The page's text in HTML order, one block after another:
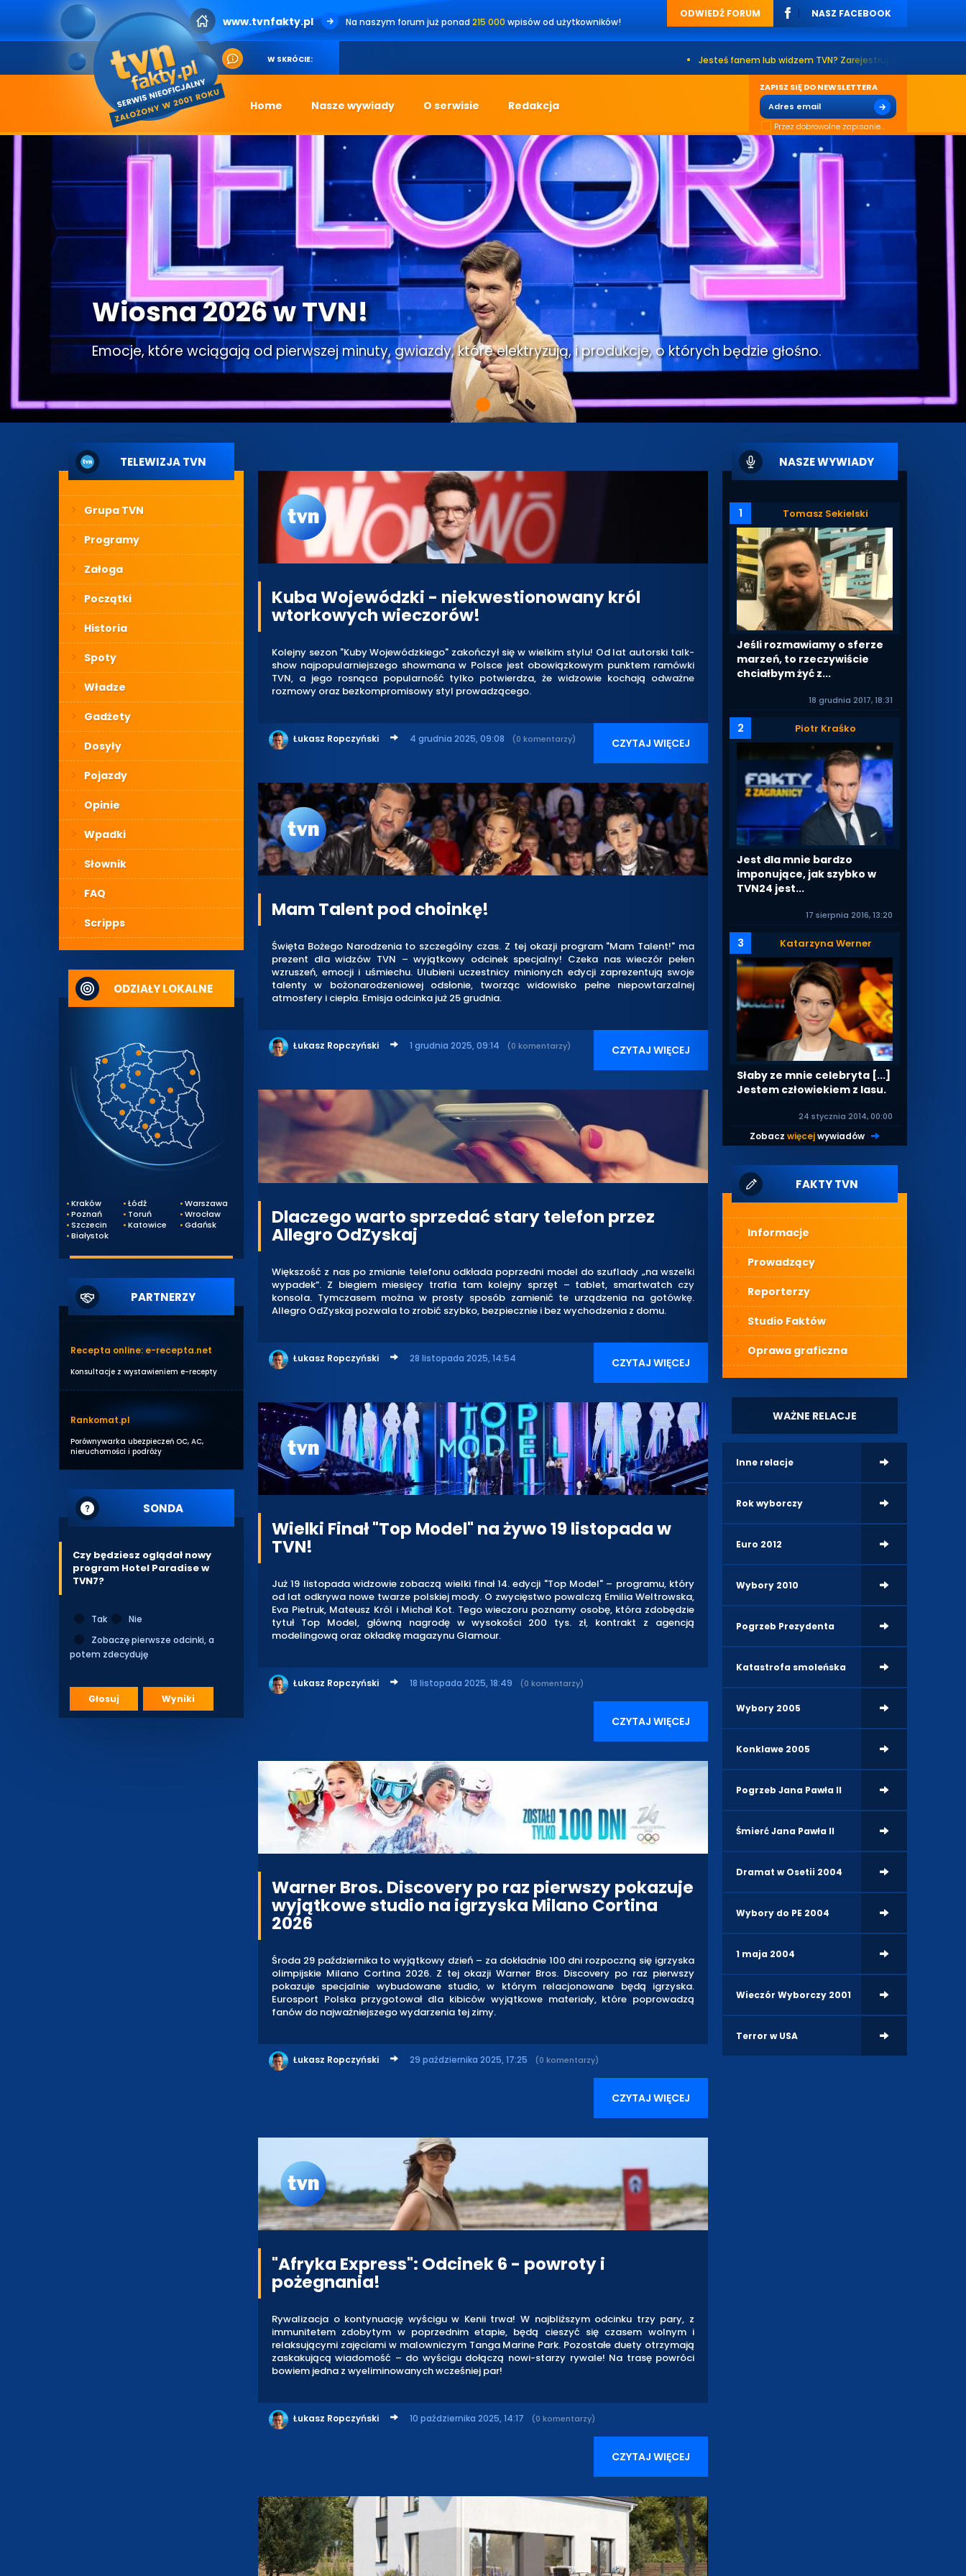
www.tvnfakty.pl Na naszym forum już ponad 215 000 wpisów od użytkowników!
ODWIEDŹ FORUM NASZ FACEBOOK
W SKRÓCIE: Jesteś fanem lub widzem TVN? Zarejestruj się na naszym forum. Już
Home Nasze wywiady O serwisie Redakcja
ZAPISZ SIĘ DO NEWSLETTERA
Przez dobrowolne zapisanie...
Wiosna 2026 w TVN!
Emocje, które wciągają od pierwszej minuty, gwiazdy, które elektryzują, i produkcje, o których będzie głośno.
TELEWIZJA TVN
Grupa TVN
Programy
Załoga
Początki
Historia
Spoty
Władze
Gadżety
Dosyły
Pojazdy
Opinie
Wpadki
Słownik
FAQ
Scripps
ODZIAŁY LOKALNE
Kraków Łódź
Warszawa
Poznań
Toruń
Wrocław
Szczecin
Katowice
Gdańsk
Białystok
PARTNERZY
Recepta online: e-recepta.net
Konsultacje z wystawieniem e-recepty
Rankomat.pl
Porównywarka ubezpieczeń OC, AC,
nieruchomości i podróży
SONDA
Czy będziesz oglądał nowy
program Hotel Paradise w
TVN7?
Tak
Nie
Zobaczę pierwsze odcinki, a
potem zdecyduję
Głosuj Wyniki
Kuba Wojewódzki - niekwestionowany król
wtorkowych wieczorów!
Kolejny sezon "Kuby Wojewódzkiego" zakończył się w wielkim stylu! Od lat autorski talk-
show najpopularniejszego showmana w Polsce jest obowiązkowym punktem ramówki
TVN, a jego rosnąca popularność tylko potwierdza, że widzowie kochają odważne
rozmowy oraz bezkompromisowy styl prowadzącego.
Łukasz Ropczyński 4 grudnia 2025, 09:08 (0 komentarzy) CZYTAJ WIĘCEJ
Mam Talent pod choinkę!
Święta Bożego Narodzenia to szczególny czas. Z tej okazji program "Mam Talent!" ma
prezent dla widzów TVN – wyjątkowy odcinek specjalny! Czeka nas wieczór pełen
wzruszeń, emocji i uśmiechu. Ulubieni uczestnicy minionych edycji zaprezentują swoje
talenty w bożonarodzeniowej odsłonie, tworząc widowisko pełne niepowtarzalnej
atmosfery i ciepła. Emisja odcinka już 25 grudnia.
Łukasz Ropczyński 1 grudnia 2025, 09:14 (0 komentarzy) CZYTAJ WIĘCEJ
Dlaczego warto sprzedać stary telefon przez
Allegro OdZyskaj
Większość z nas po zmianie telefonu odkłada poprzedni model do szuflady „na wszelki
wypadek”. Z biegiem miesięcy trafia tam kolejny sprzęt – tablet, smartwatch czy
konsola. Tymczasem można w prosty sposób zamienić te urządzenia na gotówkę.
Allegro OdZyskaj pozwala to zrobić szybko, bezpiecznie i bez wychodzenia z domu.
Łukasz Ropczyński 28 listopada 2025, 14:54 CZYTAJ WIĘCEJ
Wielki Finał "Top Model" na żywo 19 listopada w
TVN!
Już 19 listopada widzowie zobaczą wielki finał 14. edycji "Top Model" – programu, który
od lat odkrywa nowe twarze polskiej mody. O zwycięstwo powalczą Emilia Weltrowska,
Eva Pietruk, Mateusz Król i Michał Kot. Tego wieczoru poznamy osobę, która zdobędzie
tytuł Top Model, główną nagrodę w wysokości 200 tys. zł, kontrakt z agencją
modelingową oraz okładkę magazynu Glamour.
Łukasz Ropczyński 18 listopada 2025, 18:49 (0 komentarzy)
CZYTAJ WIĘCEJ
Warner Bros. Discovery po raz pierwszy pokazuje
wyjątkowe studio na igrzyska Milano Cortina
2026
Środa 29 października to wyjątkowy dzień – za dokładnie 100 dni rozpoczną się igrzyska
olimpijskie Milano Cortina 2026. Z tej okazji Warner Bros. Discovery po raz pierwszy
pokazuje specjalnie wybudowane studio, w którym relacjonowane będą igrzyska.
Eurosport Polska przygotował dla kibiców wyjątkowe materiały, które poprowadzą
fanów do najważniejszego wydarzenia tej zimy.
Łukasz Ropczyński 29 października 2025, 17:25 (0 komentarzy)
CZYTAJ WIĘCEJ
"Afryka Express": Odcinek 6 - powroty i
pożegnania!
Rywalizacja o kontynuację wyścigu w Kenii trwa! W najbliższym odcinku trzy pary, z
immunitetem zdobytym w poprzednim etapie, będą cieszyć się czasem wolnym i
relaksującymi zajęciami w malowniczym Tanga Marine Park. Pozostałe duety otrzymają
zaskakującą wiadomość – do wyścigu dołączą nowi-starzy rywale! Na trasę powróci
bowiem jedna z wyeliminowanych wcześniej par!
Łukasz Ropczyński 10 października 2025, 14:17 (0 komentarzy)
CZYTAJ WIĘCEJ
NASZE WYWIADY
1 Tomasz Sekielski
Jeśli rozmawiamy o sferze
marzeń, to rzeczywiście
chciałbym żyć z...
18 grudnia 2017, 18:31
2 Piotr Kraśko
Jest dla mnie bardzo
imponujące, jak szybko w
TVN24 jest...
17 sierpnia 2016, 13:20
3 Katarzyna Werner
Słaby ze mnie celebryta [...]
Jestem człowiekiem z lasu.
24 stycznia 2014, 00:00
Zobaczwięcejwywiadów |
FAKTY TVN
Informacje
Prowadzący
Reporterzy
Studio Faktów
Oprawa graficzna
WAŻNE RELACJE
Inne relacje
Rok wyborczy
Euro 2012
Wybory 2010
Pogrzeb Prezydenta
Katastrofa smoleńska
Wybory 2005
Konklawe 2005
Pogrzeb Jana Pawła II
Śmierć Jana Pawła II
Dramat w Osetii 2004
Wybory do PE 2004
1 maja 2004
Wieczór Wyborczy 2001
Terror w USA